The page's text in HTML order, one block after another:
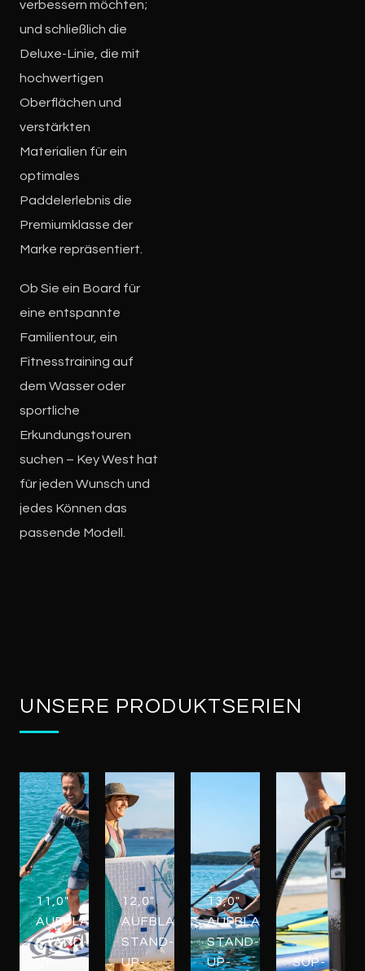
verbessern möchten;
und schließlich die
Deluxe-Linie, die mit
hochwertigen
Oberflächen und
verstärkten
Materialien für ein
optimales
Paddelerlebnis die
Premiumklasse der
Marke repräsentiert.
Ob Sie ein Board für
eine entspannte
Familientour, ein
Fitnesstraining auf
dem Wasser oder
sportliche
Erkundungstouren
suchen – Key West hat
für jeden Wunsch und
jedes Können das
passende Modell.
UNSERE PRODUKTSERIEN
11,0"
AUFBLASBARE
STAND-
UP-
12,0"
AUFBLASBARE
STAND-
UP-
13,0"
AUFBLASBARE
STAND-
UP-
SUP-